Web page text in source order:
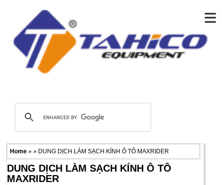
≡
Home» » DUNG DỊCH LÀM SẠCH KÍNH Ô TÔ MAXRIDER
DUNG DỊCH LÀM SẠCH KÍNH Ô TÔ
MAXRIDER